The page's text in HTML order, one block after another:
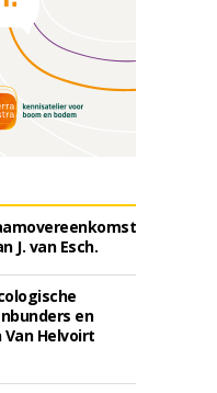
J. van Esch.
en
Helvoirt